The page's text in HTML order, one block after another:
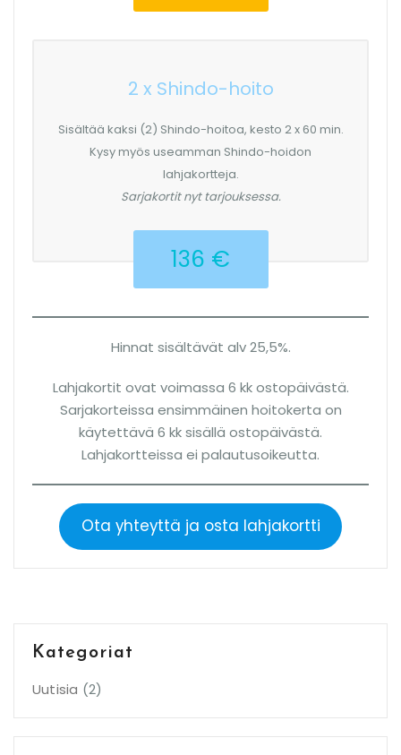
2 x Shindo-hoito
Sisältää kaksi (2) Shindo-hoitoa, kesto 2 x 60 min.
Kysy myös useamman Shindo-hoidon
lahjakortteja.
Sarjakortit nyt tarjouksessa.
136 €
Hinnat sisältävät alv 25,5%.
Lahjakortit ovat voimassa 6 kk ostopäivästä.
Sarjakorteissa ensimmäinen hoitokerta on
käytettävä 6 kk sisällä ostopäivästä.
Lahjakortteissa ei palautusoikeutta.
Ota yhteyttä ja osta lahjakortti
Kategoriat
Uutisia (2)